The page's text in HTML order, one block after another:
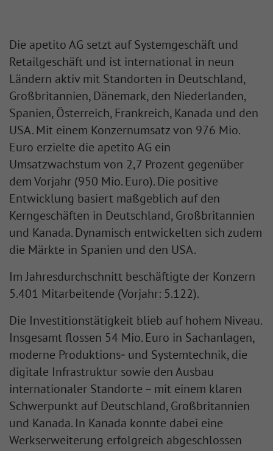
Die apetito AG setzt auf Systemgeschäft und
Retailgeschäft und ist international in neun
Ländern aktiv mit Standorten in Deutschland,
Großbritannien, Dänemark, den Niederlanden,
Spanien, Österreich, Frankreich, Kanada und den
USA. Mit einem Konzernumsatz von 976 Mio.
Euro erzielte die apetito AG ein
Umsatzwachstum von 2,7 Prozent gegenüber
dem Vorjahr (950 Mio. Euro). Die positive
Entwicklung basiert maßgeblich auf den
Kerngeschäften in Deutschland, Großbritannien
und Kanada. Dynamisch entwickelten sich zudem
die Märkte in Spanien und den USA.
Im Jahresdurchschnitt beschäftigte der Konzern
5.401 Mitarbeitende (Vorjahr: 5.122).
Die Investitionstätigkeit blieb auf hohem Niveau.
Insgesamt flossen 54 Mio. Euro in Sachanlagen,
moderne Produktions‑ und Systemtechnik, die
digitale Infrastruktur sowie den Ausbau
internationaler Standorte – mit einem klaren
Schwerpunkt auf Deutschland, Großbritannien
und Kanada. In Kanada konnte dabei eine
Werkserweiterung erfolgreich abgeschlossen